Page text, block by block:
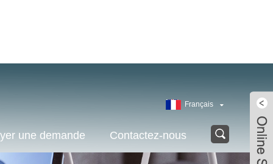
Français
une demande Contactez-nous